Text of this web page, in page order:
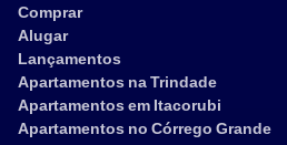
Comprar
Alugar
Lançamentos
Apartamentos na Trindade
Apartamentos em Itacorubi
Apartamentos no Córrego Grande